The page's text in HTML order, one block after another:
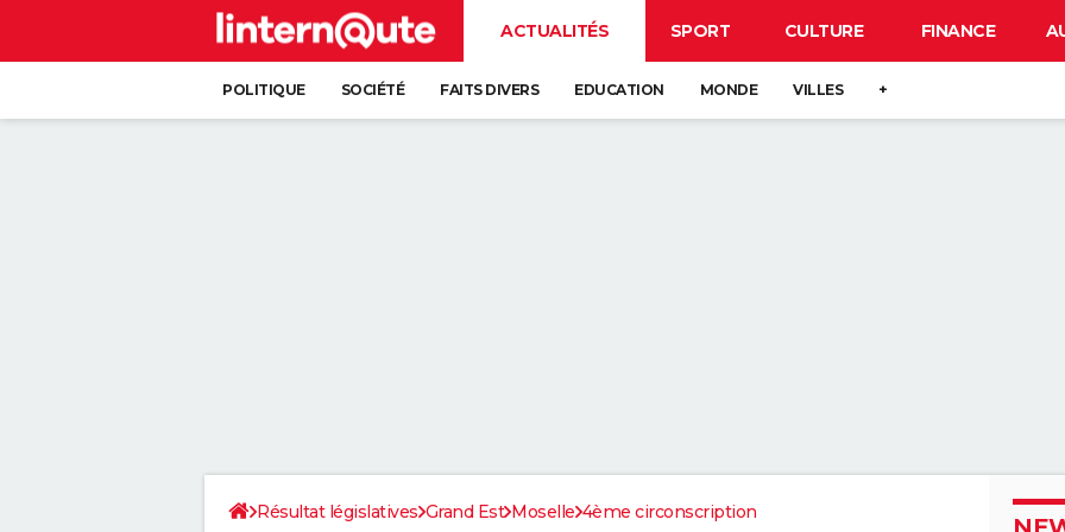
ACTUALITÉS SPORT CULTURE FINANCE
POLITIQUE SOCIÉTÉ FAITS DIVERS EDUCATION MONDE VILLES +
Résultat législatives Grand Est Moselle 4ème circonscription